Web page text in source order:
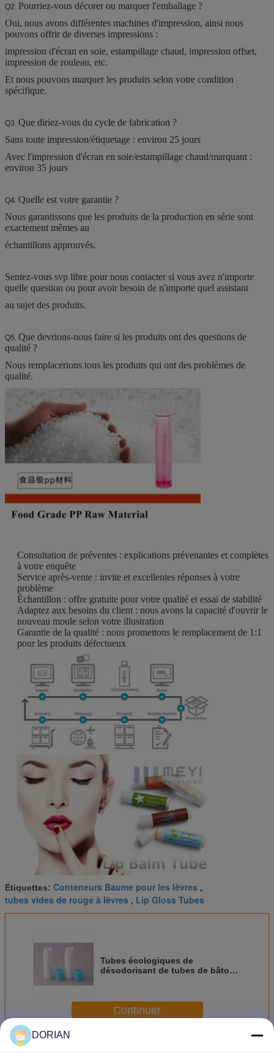
Q2. Pourriez-vous décorer ou marquer l'emballage ?
Oui, nous avons différentes machines d'impression, ainsi nous
pouvons offrir de diverses impressions :
impression d'écran en soie, estampillage chaud, impression offset,
impression de rouleau, etc.
Et nous pouvons marquer les produits selon votre condition
spécifique.
Q3. Que diriez-vous du cycle de fabrication ?
Sans toute impression/étiquetage : environ 25 jours
Avec l'impression d'écran en soie/estampillage chaud/marquant :
environ 35 jours
Q4. Quelle est votre garantie ?
Nous garantissons que les produits de la production en série sont
exactement mêmes au
échantillons approuvés.
Sentez-vous svp libre pour nous contacter si vous avez n'importe
quelle question ou pour avoir besoin de n'importe quel assistant
au sujet des produits.
Q5. Que devrions-nous faire si les produits ont des questions de
qualité ?
Nous remplacerions tous les produits qui ont des problèmes de
qualité.
Consultation de préventes : explications prévenantes et complètes
à votre enquête
Service après-vente : invite et excellentes réponses à votre
problème
Échantillon : offre gratuite pour votre qualité et essai de stabilité
Adaptez aux besoins du client : nous avons la capacité d'ouvrir le
nouveau moule selon votre illustration
Garantie de la qualité : nous promettons le remplacement de 1:1
pour les produits défectueux
Étiquettes: Conteneurs Baume pour les lèvres ,
tubes vides de rouge à lèvres , Lip Gloss Tubes
Tubes écologiques de
désodorisant de tubes de bâton
Continuer
PlusTubes Baume pour les lèvres
DORIAN